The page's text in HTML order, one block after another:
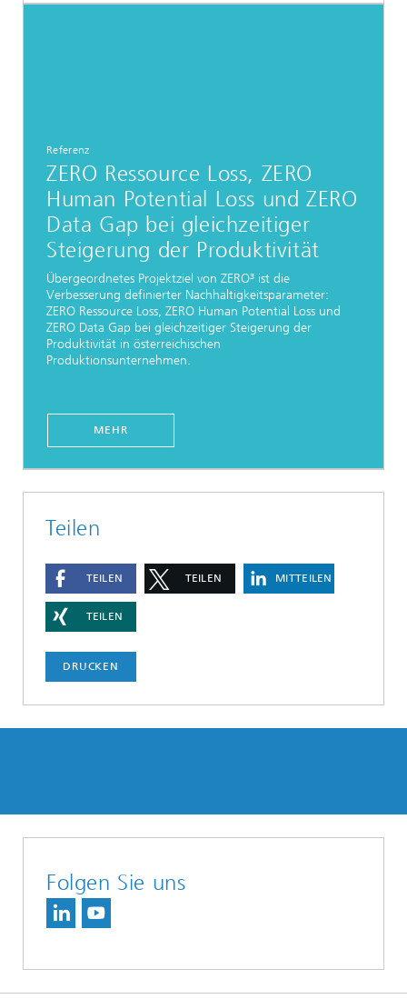
Referenz
ZERO Ressource Loss, ZERO
Human Potential Loss und ZERO
Data Gap bei gleichzeitiger
Steigerung der Produktivität
Übergeordnetes Projektziel von ZERO³ ist die
Verbesserung definierter Nachhaltigkeitsparameter:
ZERO Ressource Loss, ZERO Human Potential Loss und
ZERO Data Gap bei gleichzeitiger Steigerung der
Produktivität in österreichischen
Produktionsunternehmen.
MEHR
Teilen
TEILEN TEILEN MITTEILEN
TEILEN
DRUCKEN
Folgen Sie uns